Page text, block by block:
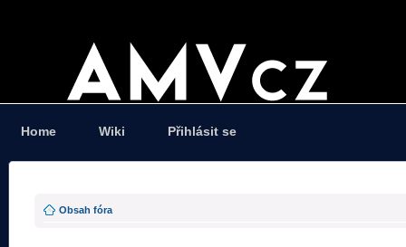
Home Wiki Přihlásit se
Obsah fóra